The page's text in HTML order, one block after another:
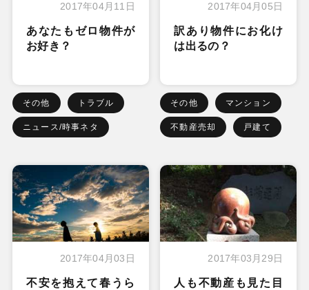
2017年04月11日
あなたもゼロ物件が
お好き？
その他 トラブル
ニュース/時事ネタ
2017年04月05日
訳あり物件にお化け
は出るの？
その他 マンション
不動産売却 戸建て
2017年04月03日
不安を抱えて春うら
2017年03月29日
人も不動産も見た目